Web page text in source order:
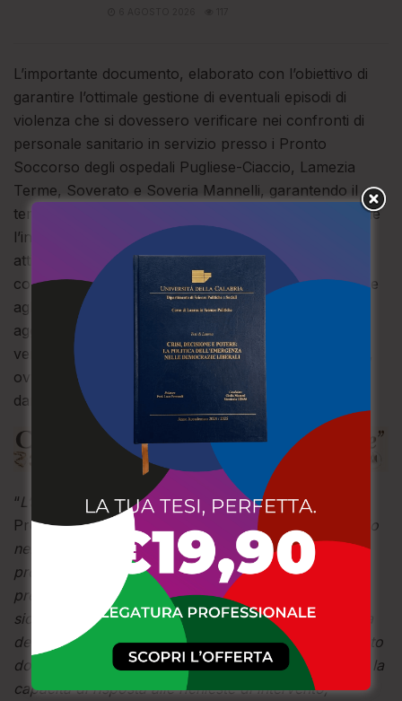
L’importante documento, elaborato con l’obiettivo di
garantire l’ottimale gestione di eventuali episodi di
violenza che si dovessero verificare nei confronti di
personale sanitario in servizio presso i Pronto
Soccorso degli ospedali Pugliese-Ciaccio, Lamezia
Terme, Soverato e Soveria Mannelli, garantendo il
tempestivo intervento delle Forze dell’Ordine, prevede
l’installazione di un sistema di alert automatico
attivabile dagli operatori sanitari tramite un pulsante
collocato in un punto della struttura noto unicamente
agli operatori e non accessibile all’utenza, in caso di
aggressione in corso verso personale sanitario o
verso altre persone presenti nel medesimo contesto,
ovvero in caso di altri atti di violenza e
danneggiamento.
“L’approvazione del Disciplinare– ha dichiarato il
Prefetto Castrese De Rosa –
si inserisce a pieno titolo
nel solco tracciato, lo scorso mese di giugno, da un
protocollo d’intesa, sottoscritto in Prefettura, che ha
previsto importanti iniziative volte a rafforzare la
sicurezza negli ospedali, con interventi mirati a tutela
dei medici e degli operatori socio-sanitari. Con questo
documento vogliamo ora fattivamente implementare la
capacità di risposta alle richieste di intervento,